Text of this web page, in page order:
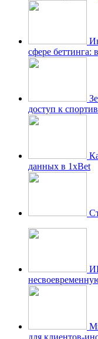
сфере беттинга:
доступ к
данных в 1xBet
для клиентов-